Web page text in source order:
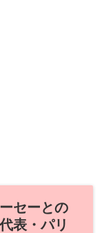
セーとの
表・パリ